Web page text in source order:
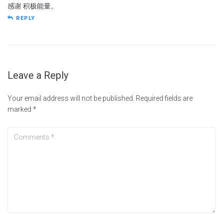
感谢 积极能量。
REPLY
Leave a Reply
Your email address will not be published. Required fields are
marked *